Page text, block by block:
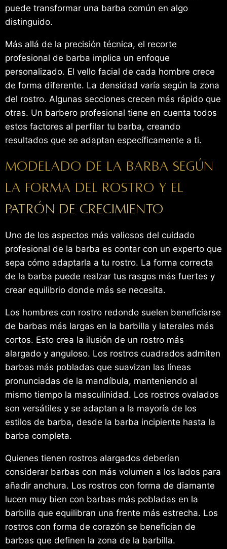
puede transformar una barba común en algo
distinguido.
Más allá de la precisión técnica, el recorte
profesional de barba implica un enfoque
personalizado. El vello facial de cada hombre crece
de forma diferente. La densidad varía según la zona
del rostro. Algunas secciones crecen más rápido que
otras. Un barbero profesional tiene en cuenta todos
estos factores al perfilar tu barba, creando
resultados que se adaptan específicamente a ti.
Modelado de la barba según
la forma del rostro y el
patrón de crecimiento
Uno de los aspectos más valiosos del cuidado
profesional de la barba es contar con un experto que
sepa cómo adaptarla a tu rostro. La forma correcta
de la barba puede realzar tus rasgos más fuertes y
crear equilibrio donde más se necesita.
Los hombres con rostro redondo suelen beneficiarse
de barbas más largas en la barbilla y laterales más
cortos. Esto crea la ilusión de un rostro más
alargado y anguloso. Los rostros cuadrados admiten
barbas más pobladas que suavizan las líneas
pronunciadas de la mandíbula, manteniendo al
mismo tiempo la masculinidad. Los rostros ovalados
son versátiles y se adaptan a la mayoría de los
estilos de barba, desde la barba incipiente hasta la
barba completa.
Quienes tienen rostros alargados deberían
considerar barbas con más volumen a los lados para
añadir anchura. Los rostros con forma de diamante
lucen muy bien con barbas más pobladas en la
barbilla que equilibran una frente más estrecha. Los
rostros con forma de corazón se benefician de
barbas que definen la zona de la barbilla.